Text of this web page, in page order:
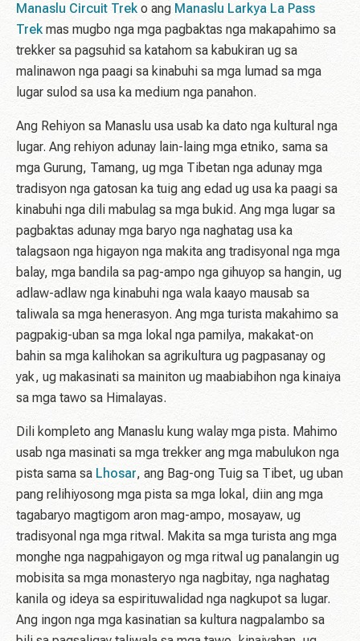
Manaslu Circuit Trek o ang Manaslu Larkya La Pass
Trek mas mugbo nga mga pagbaktas nga makapahimo sa
trekker sa pagsuhid sa katahom sa kabukiran ug sa
malinawon nga paagi sa kinabuhi sa mga lumad sa mga
lugar sulod sa usa ka medium nga panahon.
Ang Rehiyon sa Manaslu usa usab ka dato nga kultural nga
lugar. Ang rehiyon adunay lain-laing mga etniko, sama sa
mga Gurung, Tamang, ug mga Tibetan nga adunay mga
tradisyon nga gatosan ka tuig ang edad ug usa ka paagi sa
kinabuhi nga dili mabulag sa mga bukid. Ang mga lugar sa
pagbaktas adunay mga baryo nga naghatag usa ka
talagsaon nga higayon nga makita ang tradisyonal nga mga
balay, mga bandila sa pag-ampo nga gihuyop sa hangin, ug
adlaw-adlaw nga kinabuhi nga wala kaayo mausab sa
taliwala sa mga henerasyon. Ang mga turista makahimo sa
pagpakig-uban sa mga lokal nga pamilya, makakat-on
bahin sa mga kalihokan sa agrikultura ug pagpasanay og
yak, ug makasinati sa mainiton ug maabiabihon nga kinaiya
sa mga tawo sa Himalayas.
Dili kompleto ang Manaslu kung walay mga pista. Mahimo
usab nga masinati sa mga trekker ang mga mabulukon nga
pista sama sa Lhosar, ang Bag-ong Tuig sa Tibet, ug uban
pang relihiyosong mga pista sa mga lokal, diin ang mga
tagabaryo magtigom aron mag-ampo, mosayaw, ug
tradisyonal nga mga ritwal. Makita sa mga turista ang mga
monghe nga nagpahigayon og mga ritwal ug panalangin ug
mobisita sa mga monasteryo nga nagbitay, nga naghatag
kanila og ideya sa espirituwalidad nga nagkupot sa lugar.
Ang ingon nga mga kasinatian sa kultura nagpalambo sa